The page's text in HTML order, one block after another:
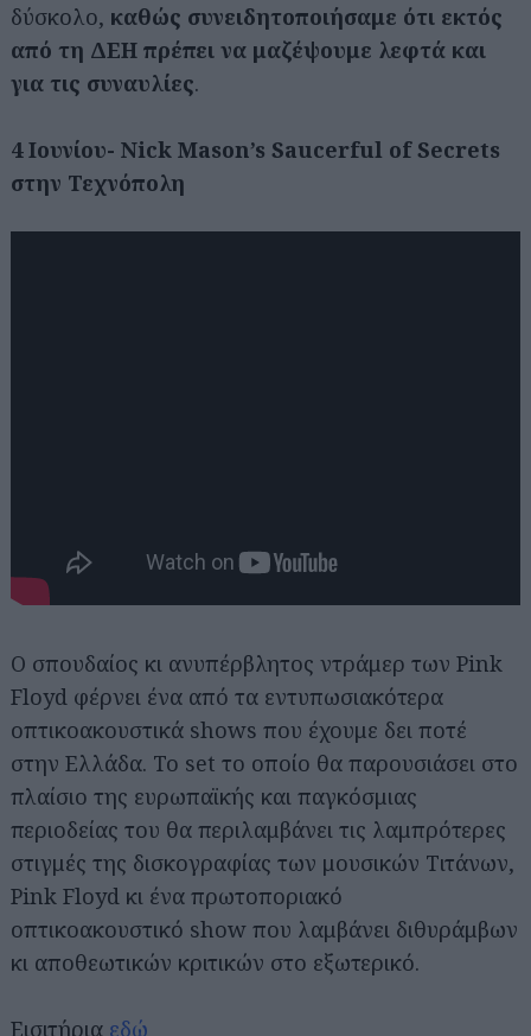
δύσκολο, καθώς συνειδητοποιήσαμε ότι εκτός
από τη ΔΕΗ πρέπει να μαζέψουμε λεφτά και
για τις συναυλίες.
4 Ιουνίου- Nick Mason’s Saucerful of Secrets
στην Τεχνόπολη
Ο σπουδαίος κι ανυπέρβλητος ντράμερ των Pink
Floyd φέρνει ένα από τα εντυπωσιακότερα
οπτικοακουστικά shows που έχουμε δει ποτέ
στην Ελλάδα. To set το οποίο θα παρουσιάσει στο
πλαίσιο της ευρωπαϊκής και παγκόσμιας
περιοδείας του θα περιλαμβάνει τις λαμπρότερες
στιγμές της δισκογραφίας των μουσικών Τιτάνων,
Pink Floyd κι ένα πρωτοποριακό
οπτικοακουστικό show που λαμβάνει διθυράμβων
κι αποθεωτικών κριτικών στο εξωτερικό.
Εισιτήρια εδώ